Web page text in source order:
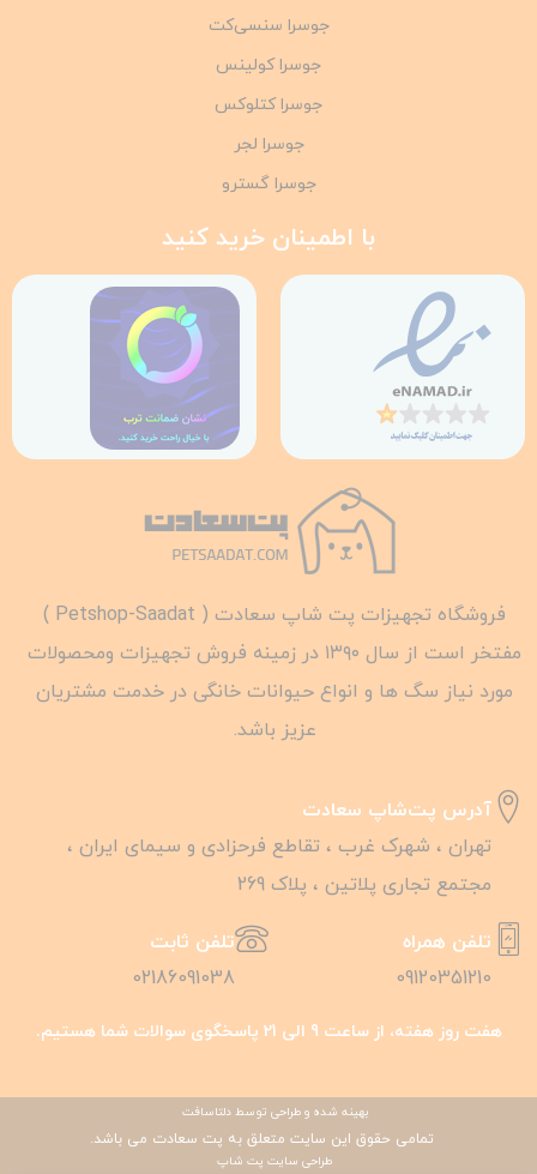
جوسرا سنسی‌کت
جوسرا کولینس
جوسرا کتلوکس
جوسرا لجر
جوسرا گسترو
با اطمینان خرید کنید
فروشگاه تجهیزات پت شاپ سعادت ( Petshop-Saadat )
مفتخر است از سال ۱۳۹۰ در زمینه فروش تجهیزات ومحصولات
مورد نیاز سگ ها و انواع حیوانات خانگی در خدمت مشتریان
عزیز باشد.
آدرس پت‌شاپ سعادت
تهران ، شهرک غرب ، تقاطع فرحزادی و سیمای ایران ،
مجتمع تجاری پلاتین ، پلاک 269
تلفن همراه
09120351210
تلفن ثابت
02186091038
هفت روز هفته، از ساعت 9 الی 21 پاسخگوی سوالات شما هستیم.
طراحی سایت پت شاپ
تمامی حقوق این سایت متعلق به پت سعادت می باشد.
بهینه شده و طراحی توسط دلتاسافت